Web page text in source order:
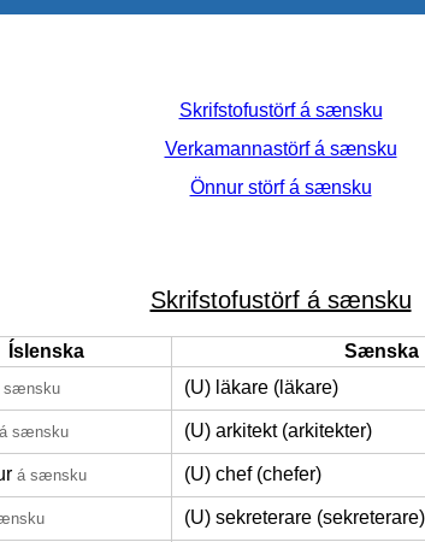
Skrifstofustörf á sænsku
Verkamannastörf á sænsku
Önnur störf á sænsku
Skrifstofustörf á sænsku
Íslenska
Sænska
sænsku (U) läkare (läkare)
á sænsku (U) arkitekt (arkitekter)
á sænsku (U) chef (chefer)
(U) sekreterare (sekreterare)